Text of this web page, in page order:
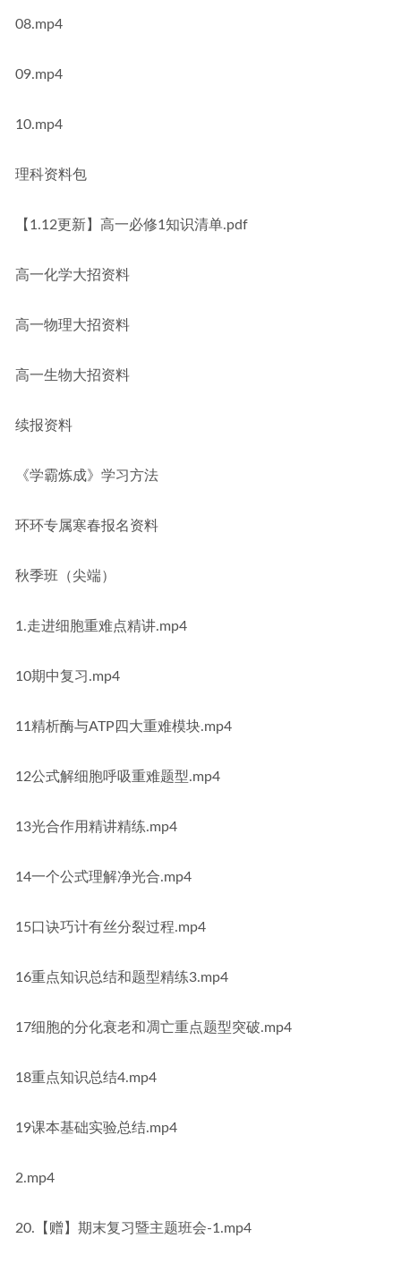
08.mp4
09.mp4
10.mp4
理科资料包
【1.12更新】高一必修1知识清单.pdf
高一化学大招资料
高一物理大招资料
高一生物大招资料
续报资料
《学霸炼成》学习方法
环环专属寒春报名资料
秋季班（尖端）
1.走进细胞重难点精讲.mp4
10期中复习.mp4
11精析酶与ATP四大重难模块.mp4
12公式解细胞呼吸重难题型.mp4
13光合作用精讲精练.mp4
14一个公式理解净光合.mp4
15口诀巧计有丝分裂过程.mp4
16重点知识总结和题型精练3.mp4
17细胞的分化衰老和凋亡重点题型突破.mp4
18重点知识总结4.mp4
19课本基础实验总结.mp4
2.mp4
20.【赠】期末复习暨主题班会-1.mp4